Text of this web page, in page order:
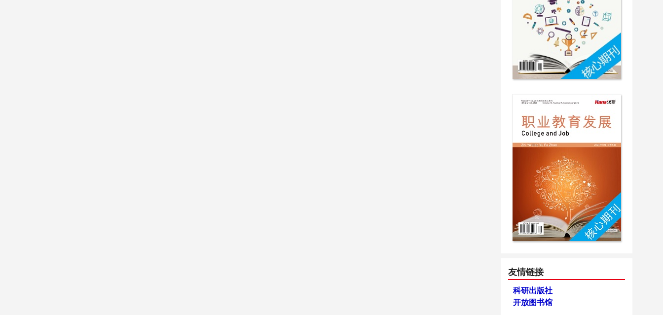
友情链接
科研出版社
开放图书馆